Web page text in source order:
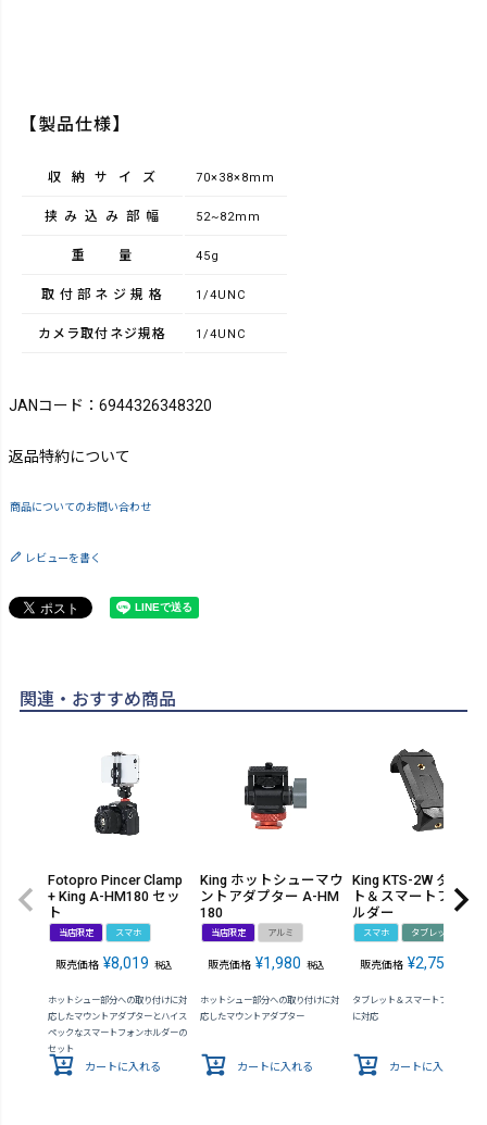
【製品仕様】
収納サイズ 70×38×8mm
挟み込み部幅 52~82mm
重量 45g
取付部ネジ規格 1/4UNC
カメラ取付ネジ規格 1/4UNC
JANコード：6944326348320
返品特約について
商品についてのお問い合わせ
レビューを書く
関連・おすすめ商品
Fotopro Pincer Clamp
+ King A-HM180 セッ
ト
当店限定 スマホ
販売価格 ¥8,019 税込
ホットシュー部分への取り付けに対
応したマウントアダプターとハイス
ペックなスマートフォンホルダーの
セット
カートに入れる
King ホットシューマウ
ントアダプター A-HM
180
当店限定 アルミ
販売価格 ¥1,980 税込
ホットシュー部分への取り付けに対
応したマウントアダプター
カートに入れる
King KTS-2W タブレ
ト＆スマートフォン
ルダー
スマホ タブレット
販売価格 ¥2,750
タブレット＆スマートフォンの両
に対応
カートに入れる